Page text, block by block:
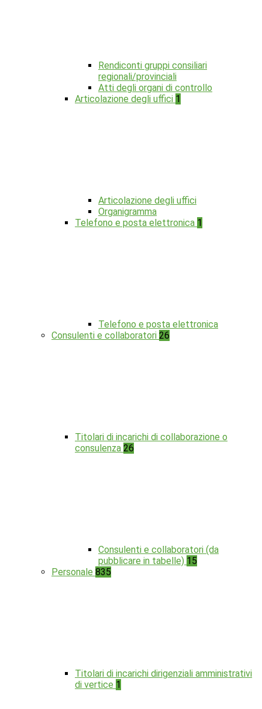
Rendiconti gruppi consiliari
regionali/provinciali
Atti degli organi di controllo
Articolazione degli uffici 1
Articolazione degli uffici
Organigramma
Telefono e posta elettronica 1
Telefono e posta elettronica
Consulenti e collaboratori 26
Titolari di incarichi di collaborazione o
consulenza 26
Consulenti e collaboratori (da
pubblicare in tabelle) 15
Personale 835
Titolari di incarichi dirigenziali amministrativi
di vertice 1